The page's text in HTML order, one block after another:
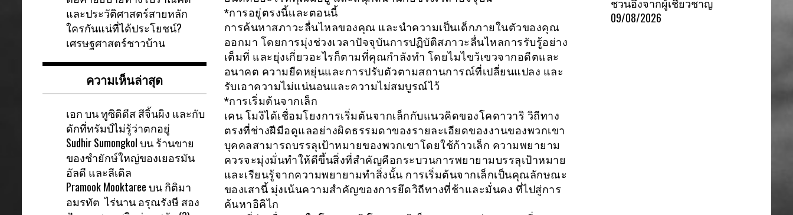
*การอยู่ตรงนี้เเละตอนนี้
การค้นหาสภาวะลื่นไหลของคุณ และนำความเป็นเด็กภายในตัวของคุณ
ออกมา โดยการมุ่งช่วงเวลาปัจจุบันการปฏิบัติสภาวะลื่นไหลการรับรู้อย่าง
เต็มที่ และยุ่งเกี่ยวอะไรก็ตามที่คุณกำลังทำ โดยไมไขว้เขวจากอดีตและ
อนาคต ความยืดหยุ่นและการปรับตัวตามสถานการณ์ที่เปลี่ยนแปลง และ
รับเอาความไม่แน่นอนและความไม่สมบูรณ์ไว้
*การเริ่มต้นจากเล็ก
เคน โมงิได้เชื่อมโยงการเริ่มต้นจากเล็กกับแนวคิดของโคดาวาริ วิถีทาง
ตรงที่ช่างฝีมือดูแลอย่างผิดธรรมดาของรายละเอียดของงานของพวกเขา
บุคคลสามารถบรรลุเป้าหมายของพวกเขาโดยใช้ก้าวเล็ก ความพยายาม
ควรจะมุ่งมั่นทำให้ดีขึ้นสิ่งที่สำคัญคือกระบวนการพยายามบรรลุเป้าหมาย
และเรียนรู้จากความพยายามทำสิ่งนั้น การเริ่มต้นจากเล็กเป็นคุณลักษณะ
ของเสานี้ มุ่งเน้นความสำคัญของการยึดวิถีทางที่ช้าและมั่นคง ที่ไปสู่การ
ค้นหาอิคิไก
และประวัติศาสตร์สายหลัก
ใครกันแน่ที่ได้ประโยชน์?
เศรษฐศาสตร์ชาวบ้าน
ความเห็นล่าสุด
เอกบนทูซิดิดีส สีจิ้นผิง และกับ
ดักที่ทรัมป์ไม่รู้ว่าตกอยู่
Sudhir Sumongkolบนร้านขาย
ของชำยักษ์ใหญ่ของเยอรมัน
อัลดี และลีเดิล
Pramook Mooktareeบนกิติมา
อมรทัต ไร่นาน อรุณรังษี สอง
09/08/2026